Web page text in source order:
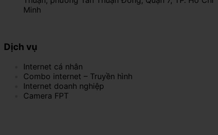
Minh
Dịch vụ
Internet cá nhân
Combo internet – Truyền hình
Internet doanh nghiệp
Camera FPT